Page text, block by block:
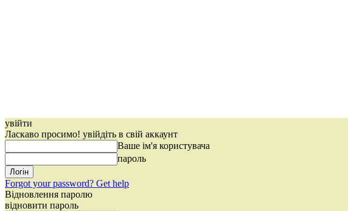
увійти
Ласкаво просимо! увійдіть в свій аккаунт
Ваше ім'я користувача
пароль
Forgot your password? Get help
Відновлення паролю
відновити пароль